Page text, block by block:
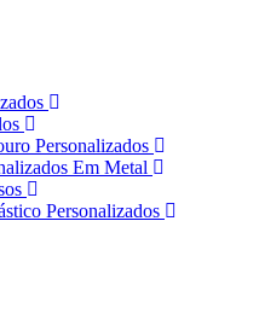
Personalizados
Em Metal
Personalizados